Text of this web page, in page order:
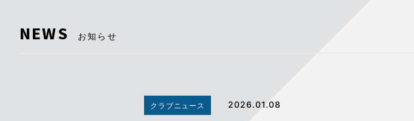
NEWS お知らせ
クラブニュース 2026.01.08